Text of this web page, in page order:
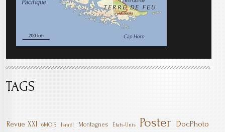
TAGS
Revue XXI 6MOIS Israël Montagnes États-Unis Poster DocPhoto